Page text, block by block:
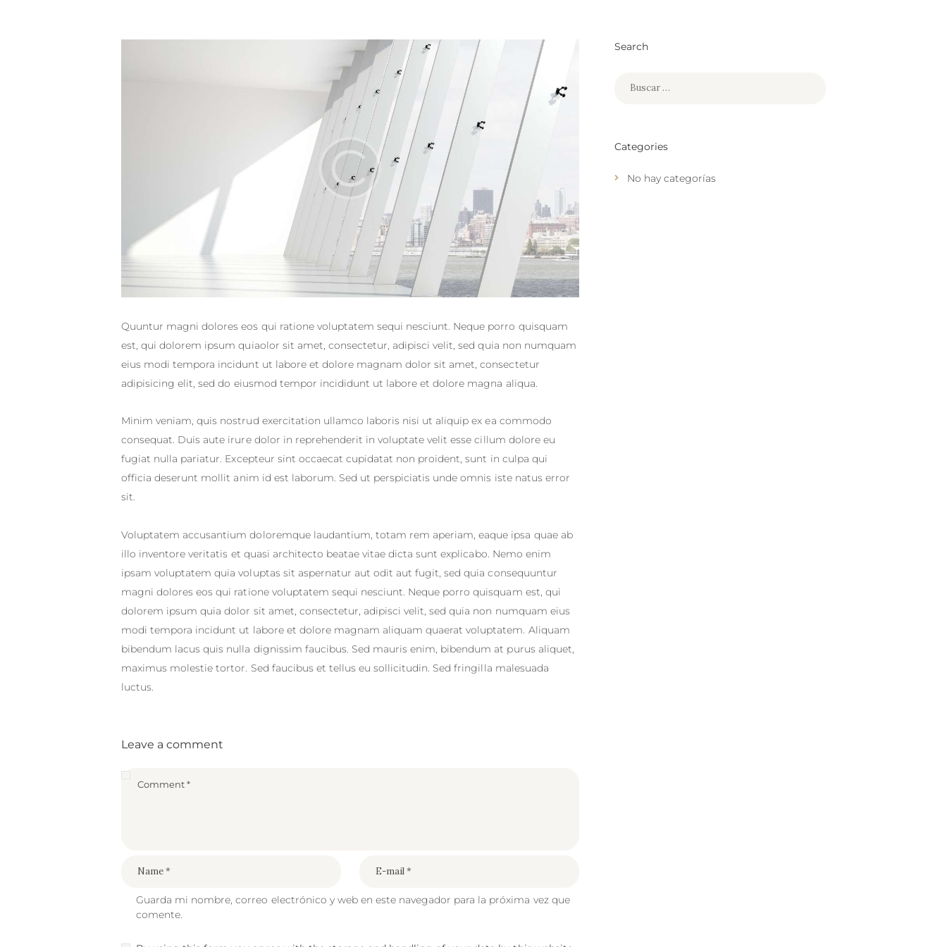
Quuntur magni dolores eos qui ratione voluptatem sequi nesciunt. Neque porro quisquam
est, qui dolorem ipsum quiaolor sit amet, consectetur, adipisci velit, sed quia non numquam
eius modi tempora incidunt ut labore et dolore magnam dolor sit amet, consectetur
adipisicing elit, sed do eiusmod tempor incididunt ut labore et dolore magna aliqua.
Minim veniam, quis nostrud exercitation ullamco laboris nisi ut aliquip ex ea commodo
consequat. Duis aute irure dolor in reprehenderit in voluptate velit esse cillum dolore eu
fugiat nulla pariatur. Excepteur sint occaecat cupidatat non proident, sunt in culpa qui
officia deserunt mollit anim id est laborum. Sed ut perspiciatis unde omnis iste natus error
sit.
Voluptatem accusantium doloremque laudantium, totam rem aperiam, eaque ipsa quae ab
illo inventore veritatis et quasi architecto beatae vitae dicta sunt explicabo. Nemo enim
ipsam voluptatem quia voluptas sit aspernatur aut odit aut fugit, sed quia consequuntur
magni dolores eos qui ratione voluptatem sequi nesciunt. Neque porro quisquam est, qui
dolorem ipsum quia dolor sit amet, consectetur, adipisci velit, sed quia non numquam eius
modi tempora incidunt ut labore et dolore magnam aliquam quaerat voluptatem. Aliquam
bibendum lacus quis nulla dignissim faucibus. Sed mauris enim, bibendum at purus aliquet,
maximus molestie tortor. Sed faucibus et tellus eu sollicitudin. Sed fringilla malesuada
luctus.
Leave a comment
Guarda mi nombre, correo electrónico y web en este navegador para la próxima vez que
comente.
Search
Buscar:
Categories
No hay categorías